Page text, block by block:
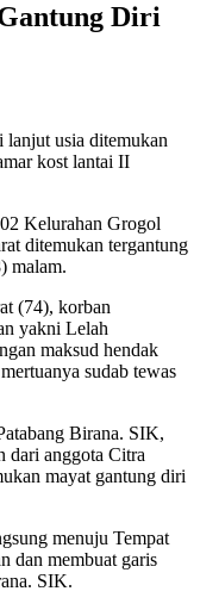
Diri
lanjut usia ditemukan
kost lantai II
Kelurahan Grogol
ditemukan tergantung
malam.
(74), korban
yakni Lelah
maksud hendak
sudab tewas
Birana. SIK,
dari anggota Citra
mayat gantung diri
menuju Tempat
dan membuat garis
SIK.